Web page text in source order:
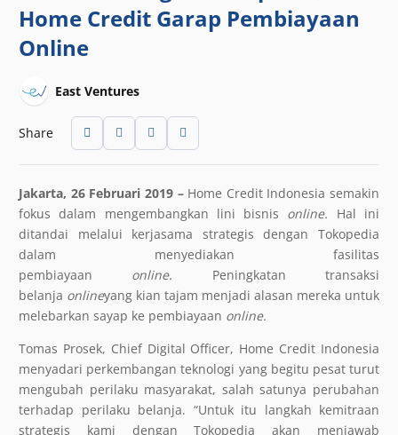
Home Credit Garap Pembiayaan
Online
East Ventures
Share
Jakarta, 26 Februari 2019 – Home Credit Indonesia semakin
fokus dalam mengembangkan lini bisnis online. Hal ini
ditandai melalui kerjasama strategis dengan Tokopedia
dalam menyediakan fasilitas
pembiayaan online. Peningkatan transaksi
belanja onlineyang kian tajam menjadi alasan mereka untuk
melebarkan sayap ke pembiayaan online.
Tomas Prosek, Chief Digital Officer, Home Credit Indonesia
menyadari perkembangan teknologi yang begitu pesat turut
mengubah perilaku masyarakat, salah satunya perubahan
terhadap perilaku belanja. “Untuk itu langkah kemitraan
strategis kami dengan Tokopedia akan menjawab